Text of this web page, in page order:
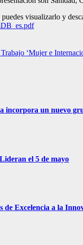
visualizarlo y
‘Mujer e
incorpora un nuevo
el 5 de mayo
Excelencia a la